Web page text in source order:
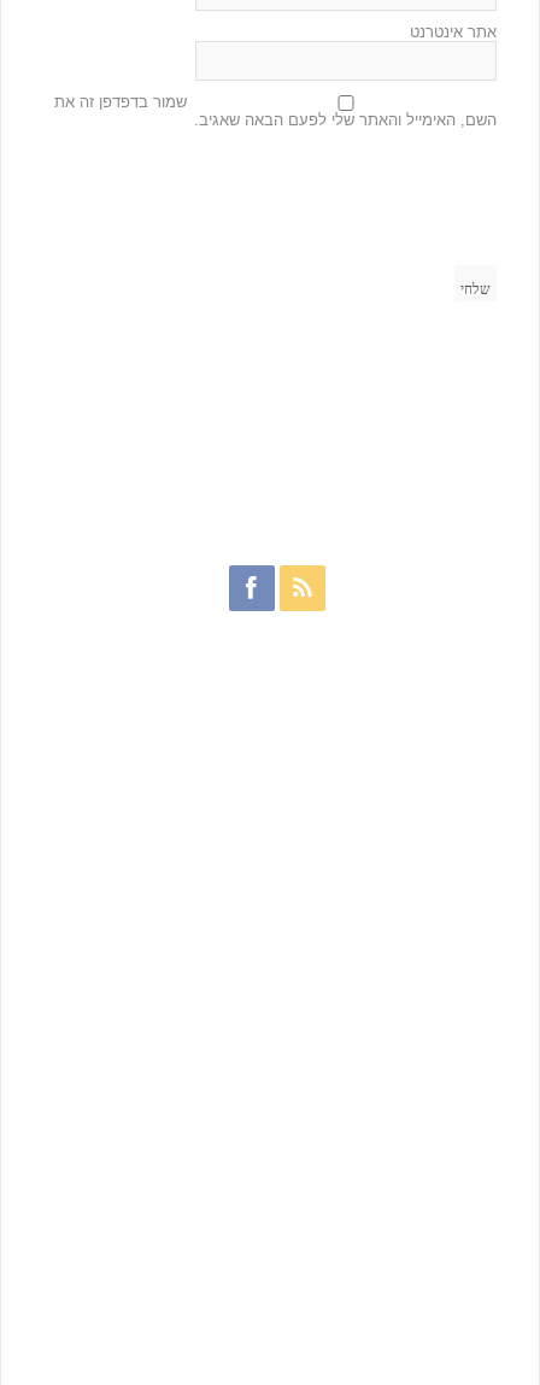
אתר אינטרנט
שמור בדפדפן זה את
השם, האימייל והאתר שלי לפעם הבאה שאגיב.